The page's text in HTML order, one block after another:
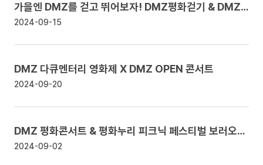
가을엔 DMZ를 걷고 뛰어보자! DMZ평화걷기 & DMZ평화마라톤 안내
2024-09-15
DMZ 다큐멘터리 영화제 X DMZ OPEN 콘서트
2024-09-20
DMZ 평화콘서트 & 평화누리 피크닉 페스티벌 보러오세요!
2024-09-02